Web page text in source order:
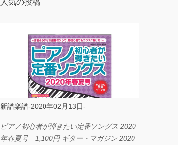
人気の投稿
新譜楽譜-2020年02月13日-
ピアノ初心者が弾きたい定番ソングス 2020
年春夏号 1,100円 ギター・マガジン 2020